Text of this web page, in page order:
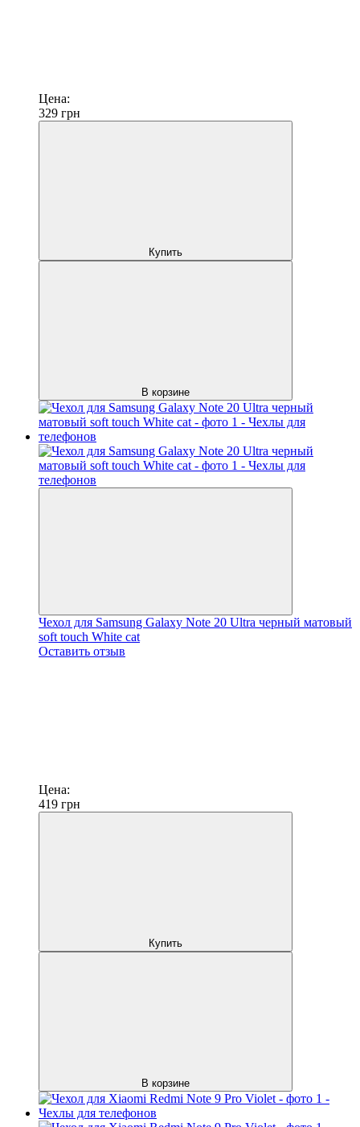
Цена:
329 грн
Купить
В корзине
Чехол для Samsung Galaxy Note 20 Ultra черный матовый
soft touch White cat
Оставить отзыв
Цена:
419 грн
Купить
В корзине